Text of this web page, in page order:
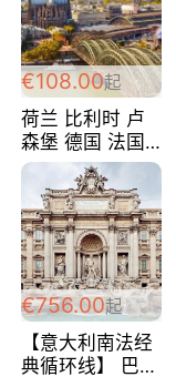
€108.00起
荷兰 比利时 卢
森堡 德国 法国
超爽玩遍西欧 循
环线 全程四星宾
馆 108欧/人/天
€756.00起
【意大利南法经
典循环线】 巴黎